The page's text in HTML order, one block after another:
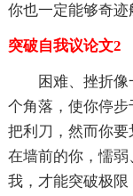
你也一定能够奇迹
突破自我议论文2
困难、挫折
个角落，使你停
把利刀，然而你
在墙前的你，懦
我，才能突破极